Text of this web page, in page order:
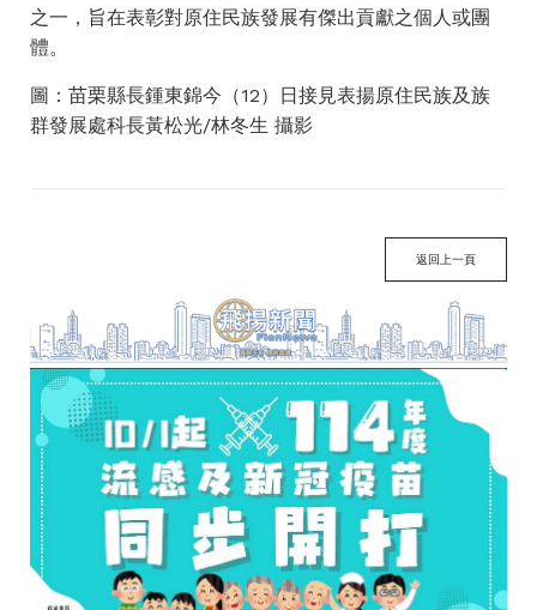
之一，旨在表彰對原住民族發展有傑出貢獻之個人或團
體。
圖：苗栗縣長鍾東錦今（12）日接見表揚原住民族及族
群發展處科長黃松光/林冬生 攝影
返回上一頁